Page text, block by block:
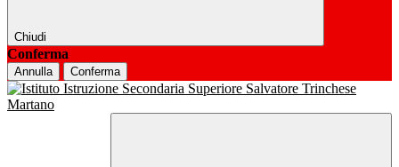
Chiudi
Conferma
Annulla Conferma